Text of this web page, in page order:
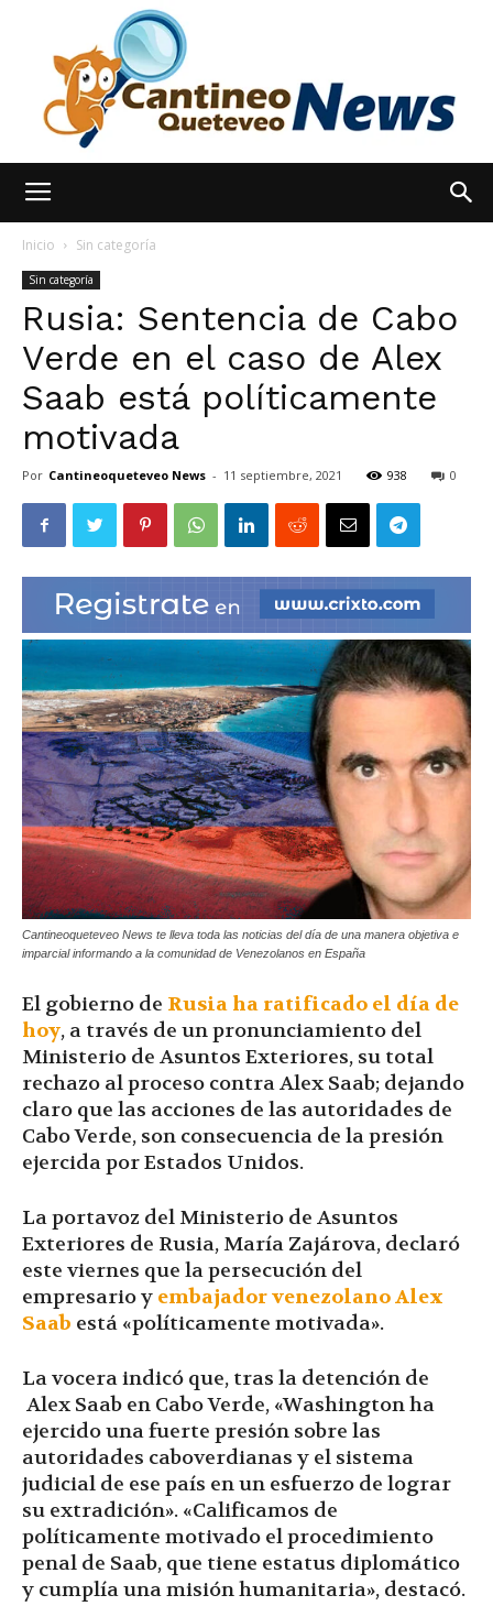
Noticias
hoy
|
Ultima
Hora
|
Inicio Sin categoría
Sin categoría
Rusia: Sentencia de Cabo
Verde en el caso de Alex
Saab está políticamente
motivada
Por Cantineoqueteveo News - 11 septiembre, 2021 938 0
Cantineoqueteveo News te lleva toda las noticias del día de una manera objetiva e
imparcial informando a la comunidad de Venezolanos en España
El gobierno de Rusia ha ratificado el día de
hoy, a través de un pronunciamiento del
Ministerio de Asuntos Exteriores, su total
rechazo al proceso contra Alex Saab; dejando
claro que las acciones de las autoridades de
Cabo Verde, son consecuencia de la presión
ejercida por Estados Unidos.
La portavoz del Ministerio de Asuntos
Exteriores de Rusia, María Zajárova, declaró
este viernes que la persecución del
empresario y embajador venezolano Alex
Saab está «políticamente motivada».
La vocera indicó que, tras la detención de
Alex Saab en Cabo Verde, «Washington ha
ejercido una fuerte presión sobre las
autoridades caboverdianas y el sistema
judicial de ese país en un esfuerzo de lograr
su extradición». «Calificamos de
políticamente motivado el procedimiento
penal de Saab, que tiene estatus diplomático
y cumplía una misión humanitaria», destacó.